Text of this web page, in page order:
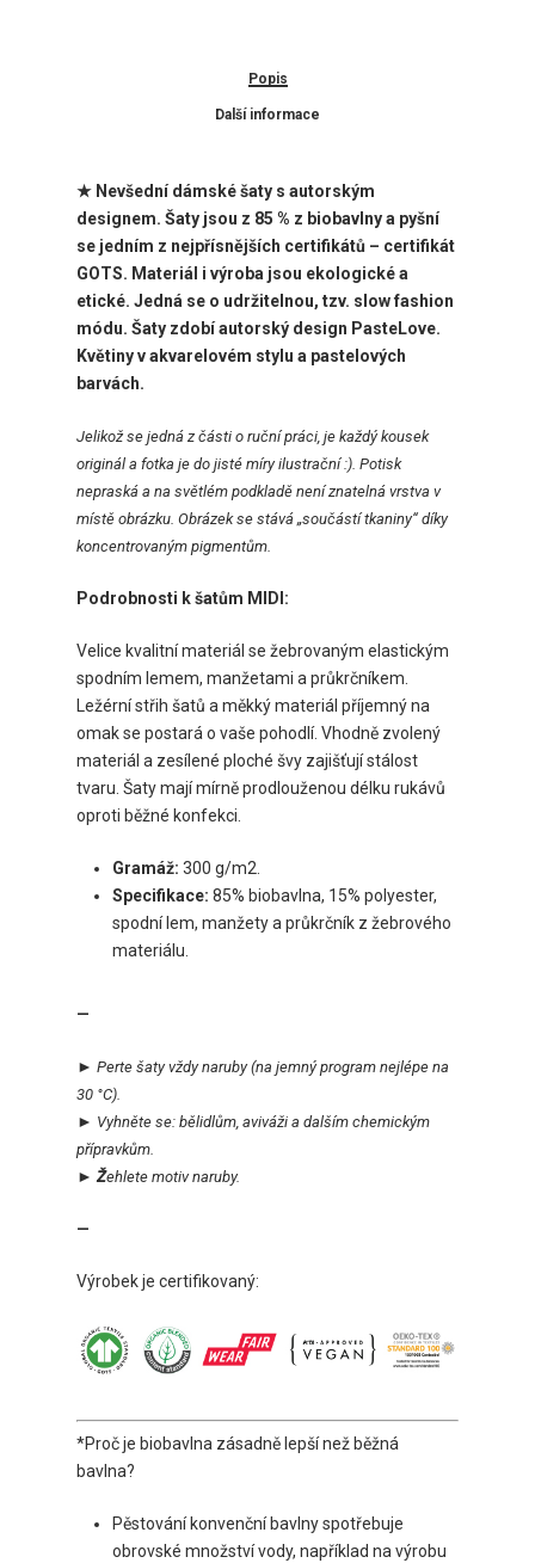
Popis
Další informace
★ Nevšední dámské šaty s autorským
designem. Šaty jsou z 85 % z biobavlny a pyšní
se jedním z nejpřísnějších certifikátů – certifikát
GOTS. Materiál i výroba jsou ekologické a
etické. Jedná se o udržitelnou, tzv. slow fashion
módu. Šaty zdobí autorský design PasteLove.
Květiny v akvarelovém stylu a pastelových
barvách.
Jelikož se jedná z části o ruční práci, je každý kousek
originál a fotka je do jisté míry ilustrační :). Potisk
nepraská a na světlém podkladě není znatelná vrstva v
místě obrázku. Obrázek se stává „součástí tkaniny“ díky
koncentrovaným pigmentům.
Podrobnosti k šatům MIDI:
Velice kvalitní materiál se žebrovaným elastickým
spodním lemem, manžetami a průkrčníkem.
Ležérní střih šatů a měkký materiál příjemný na
omak se postará o vaše pohodlí. Vhodně zvolený
materiál a zesílené ploché švy zajišťují stálost
tvaru. Šaty mají mírně prodlouženou délku rukávů
oproti běžné konfekci.
Gramáž: 300 g/m2.
Specifikace: 85% biobavlna, 15% polyester,
spodní lem, manžety a průkrčník z žebrového
materiálu.
—
► Perte šaty vždy naruby(na jemný program nejlépe na
30 °C).
► Vyhněte se: bělidlům, aviváži a dalším chemickým
přípravkům.
► Žehlete motiv naruby.
—
Výrobek je certifikovaný:
*Proč je biobavlna zásadně lepší než běžná
bavlna?
Pěstování konvenční bavlny spotřebuje
obrovské množství vody, například na výrobu